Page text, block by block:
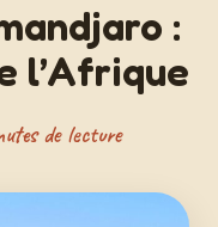
:
l’Afrique
de lecture